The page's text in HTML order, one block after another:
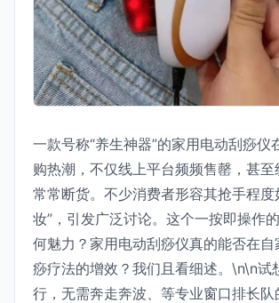
一款号称“养生神器”的家用电动刮痧仪
购热潮，不仅线上平台频频售罄，甚
常常断货。不少消费者形容其抢手程度
妆”，引发广泛讨论。这个一按即操作
何魅力？家用电动刮痧仪真的能否在自
痧疗法的增效？我们且看细述。\n\n试
行，无需奔走奔波、等专业窗口排长队